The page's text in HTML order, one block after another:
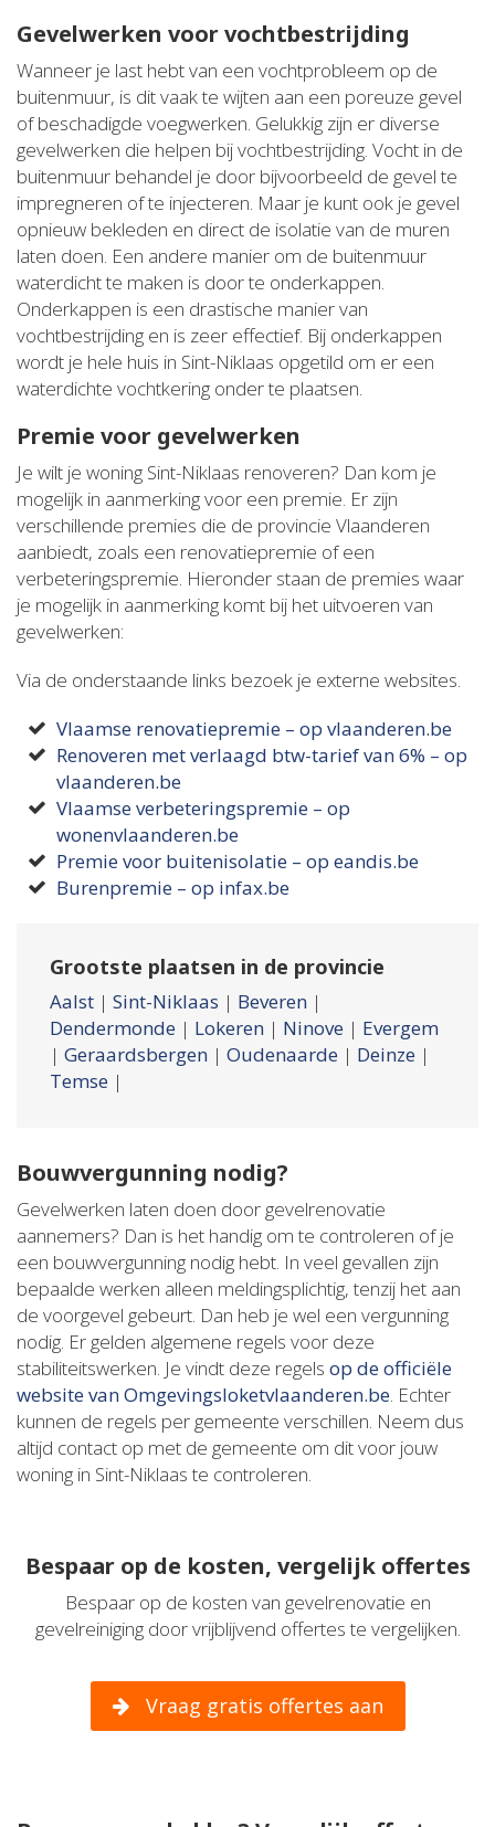
Gevelwerken voor vochtbestrijding
Wanneer je last hebt van een vochtprobleem op de
buitenmuur, is dit vaak te wijten aan een poreuze gevel
of beschadigde voegwerken. Gelukkig zijn er diverse
gevelwerken die helpen bij vochtbestrijding. Vocht in de
buitenmuur behandel je door bijvoorbeeld de gevel te
impregneren of te injecteren. Maar je kunt ook je gevel
opnieuw bekleden en direct de isolatie van de muren
laten doen. Een andere manier om de buitenmuur
waterdicht te maken is door te onderkappen.
Onderkappen is een drastische manier van
vochtbestrijding en is zeer effectief. Bij onderkappen
wordt je hele huis in Sint-Niklaas opgetild om er een
waterdichte vochtkering onder te plaatsen.
Premie voor gevelwerken
Je wilt je woning Sint-Niklaas renoveren? Dan kom je
mogelijk in aanmerking voor een premie. Er zijn
verschillende premies die de provincie Vlaanderen
aanbiedt, zoals een renovatiepremie of een
verbeteringspremie. Hieronder staan de premies waar
je mogelijk in aanmerking komt bij het uitvoeren van
gevelwerken:
Via de onderstaande links bezoek je externe websites.
Vlaamse renovatiepremie – op vlaanderen.be
Renoveren met verlaagd btw-tarief van 6% – op
vlaanderen.be
Vlaamse verbeteringspremie – op
wonenvlaanderen.be
Premie voor buitenisolatie – op eandis.be
Burenpremie – op infax.be
Grootste plaatsen in de provincie
Aalst | Sint-Niklaas | Beveren |
Dendermonde | Lokeren | Ninove | Evergem
| Geraardsbergen | Oudenaarde | Deinze |
Temse |
Bouwvergunning nodig?
Gevelwerken laten doen door gevelrenovatie
aannemers? Dan is het handig om te controleren of je
een bouwvergunning nodig hebt. In veel gevallen zijn
bepaalde werken alleen meldingsplichtig, tenzij het aan
de voorgevel gebeurt. Dan heb je wel een vergunning
nodig. Er gelden algemene regels voor deze
stabiliteitswerken. Je vindt deze regels op de officiële
website van Omgevingsloketvlaanderen.be. Echter
kunnen de regels per gemeente verschillen. Neem dus
altijd contact op met de gemeente om dit voor jouw
woning in Sint-Niklaas te controleren.
Bespaar op de kosten, vergelijk offertes
Bespaar op de kosten van gevelrenovatie en
gevelreiniging door vrijblijvend offertes te vergelijken.
Vraag gratis offertes aan